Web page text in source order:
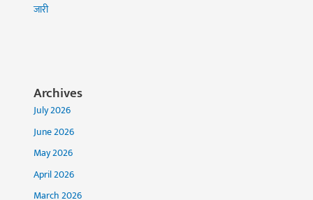
जारी
Archives
July 2026
June 2026
May 2026
April 2026
March 2026